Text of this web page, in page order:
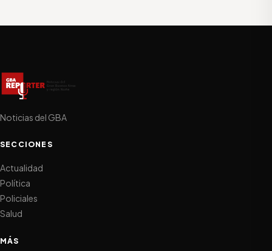
Noticias del GBA
SECCIONES
Actualidad
Política
Policiales
Salud
MÁS